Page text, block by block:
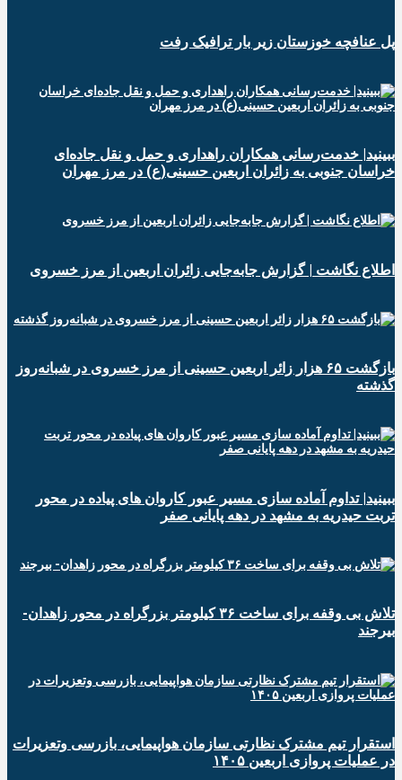
پل عنافچه خوزستان زیر بار ترافیک رفت
ببینید| خدمت‌رسانی همکاران راهداری و حمل و نقل جاده‌ای
خراسان جنوبی به زائران اربعین حسینی(ع) در مرز مهران
️اطلاع نگاشت | گزارش جابه‌جایی زائران اربعین از مرز خسروی
️بازگشت ۶۵ هزار زائر اربعین حسینی از مرز خسروی در شبانه‌روز
گذشته
ببینید| تداوم آماده سازی مسیر عبور کاروان های پیاده در محور
تربت حیدریه به مشهد در دهه پایانی صفر
تلاش بی وقفه برای ساخت ۳۶ کیلومتر بزرگراه در محور زاهدان-
بیرجند
استقرار تیم مشترک نظارتی سازمان هواپیمایی، بازرسی وتعزیرات
در عملیات پروازی اربعین ۱۴۰۵